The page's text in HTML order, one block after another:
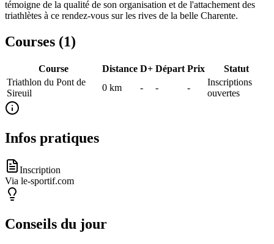
témoigne de la qualité de son organisation et de l'attachement des
triathlètes à ce rendez-vous sur les rives de la belle Charente.
Courses (1)
Course Distance D+ Départ Prix
Statut
Triathlon du Pont de
Sireuil
0 km - - -
Inscriptions
ouvertes
Infos pratiques
Inscription
Via le-sportif.com
Conseils du jour